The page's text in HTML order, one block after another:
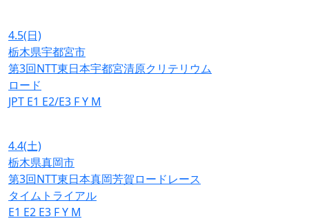
4.5(日)
栃木県宇都宮市
第3回NTT東日本宇都宮清原クリテリウム
ロード
JPT E1 E2/E3 FY M
4.4(土)
栃木県真岡市
第3回NTT東日本真岡芳賀ロードレース
タイムトライアル
E1 E2 E3 FY M